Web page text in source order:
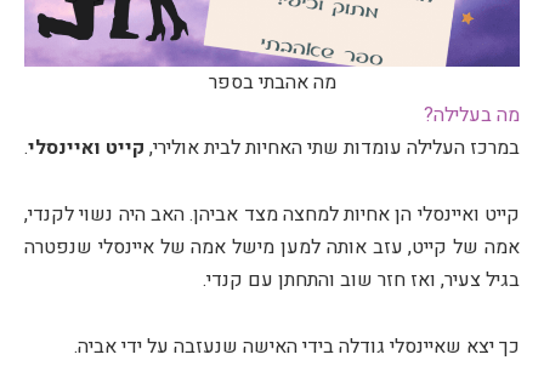
מה אהבתי בספר
מה בעלילה?
במרכז העלילה עומדות שתי האחיות לבית אולירי, קייט ואיינסלי.
קייט ואיינסלי הן אחיות למחצה מצד אביהן. האב היה נשוי לקנדי,
אמה של קייט, עזב אותה למען מישל אמה של איינסלי שנפטרה
בגיל צעיר, ואז חזר שוב והתחתן עם קנדי.
כך יצא שאיינסלי גודלה בידי האישה שנעזבה על ידי אביה.